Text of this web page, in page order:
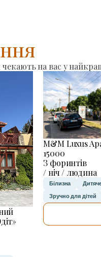
на вас у
M&M Luxus
15000
З форинтів
/ ніч / людина
Білизна
Зручно для дітей